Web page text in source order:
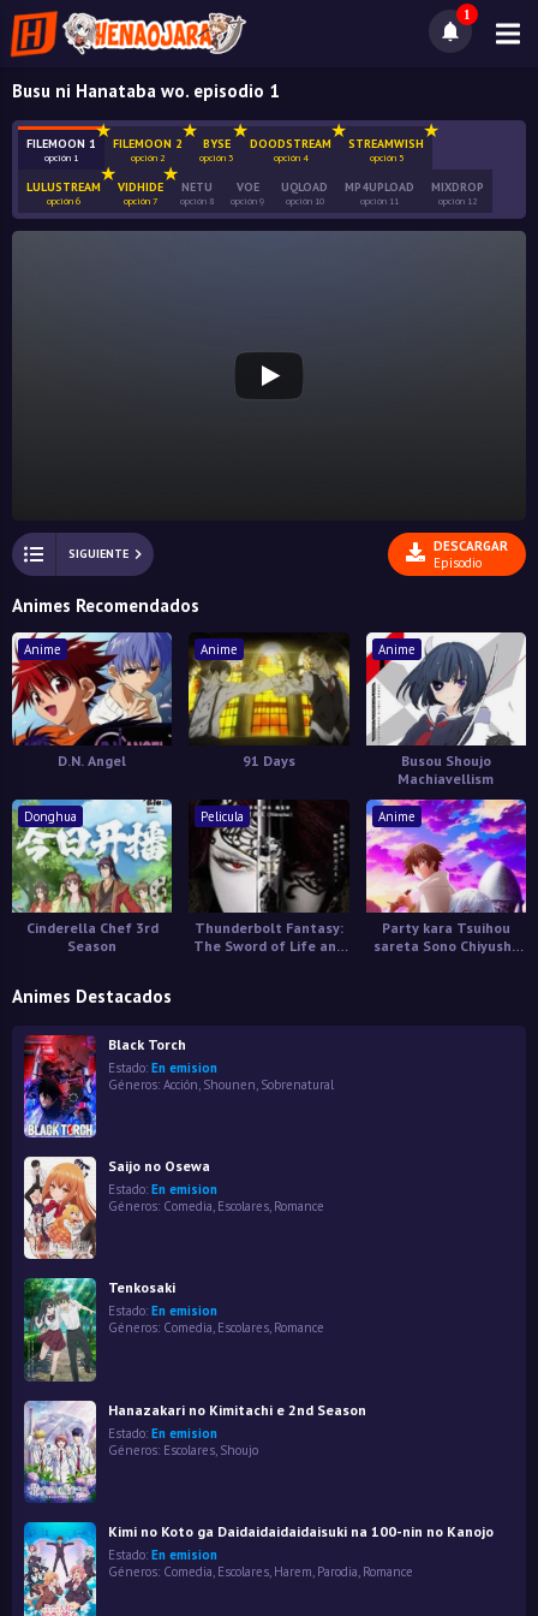
1
Busu ni Hanataba wo. episodio 1
FILEMOON 1
opción 1
FILEMOON 2
opción 2
BYSE
opción 3
DOODSTREAM
opción 4
STREAMWISH
opción 5
LULUSTREAM
opción 6
VIDHIDE
opción 7
NETU
opción 8
VOE
opción 9
UQLOAD
opción 10
MP4UPLOAD
opción 11
MIXDROP
opción 12
SIGUIENTE
DESCARGAR
Episodio
Animes Recomendados
Anime
D.N. Angel
Anime
91 Days
Anime
Busou Shoujo
Machiavellism
Donghua
Cinderella Chef 3rd
Season
Pelicula
Thunderbolt Fantasy:
The Sword of Life and
Anime
Party kara Tsuihou
sareta Sono Chiyushi,
Animes Destacados
Black Torch
Estado: En emision
Géneros: Acción Shounen Sobrenatural
Saijo no Osewa
Estado: En emision
Géneros: Comedia, Escolares, Romance
Tenkosaki
Estado: En emision
Géneros: Comedia, Escolares, Romance
Hanazakari no Kimitachi e 2nd Season
Estado: En emision
Géneros: Escolares Shoujo
Kimi no Koto ga Daidaidaidaidaisuki na 100-nin no Kanojo
Estado: En emision
Géneros: Comedia, Escolares, Harem, Parodia, Romance